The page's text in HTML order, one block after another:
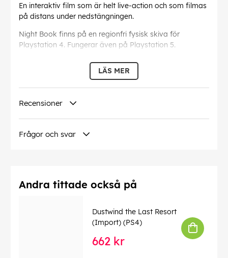
En interaktiv film som är helt live-action och som filmas
på distans under nedstängningen.
Night Book finns på en regionfri fysisk skiva för
Playstation 4. Fungerar även på Playstation 5.
DENNA ARTIKEL ÄR BEGRÄNSAD TILL 1500
: Äventyr
#Antal spelare:1 spelare
Språk som stöds:
Franska, Tyska, Italienska, Koreanska, Portugisiska,
Ryska, Spanska, Turkiska
Denna text har översatts automatiskt, fel kan
LÄS MER
Recensioner
Frågor och svar
Andra tittade också på
Dustwind the Last Resort
(Import) (PS4)
662 kr